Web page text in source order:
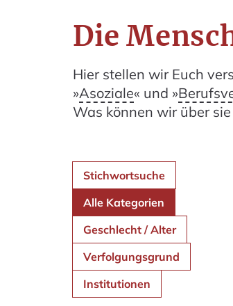
Die
Hier stellen wir Euch
»Asoziale« und »
Was können wir über
Stichwortsuche
Alle Kategorien
Geschlecht / Alter
Verfolgungsgrund
Institutionen